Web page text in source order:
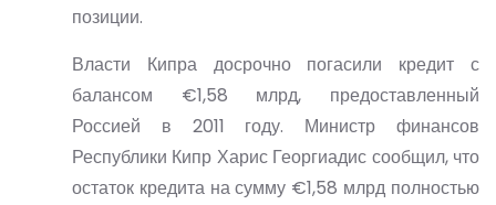
позиции.
Власти Кипра досрочно погасили кредит с
балансом €1,58 млрд, предоставленный
Россией в 2011 году. Министр финансов
Республики Кипр Харис Георгиадис сообщил, что
остаток кредита на сумму €1,58 млрд полностью